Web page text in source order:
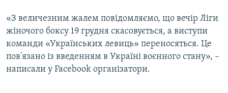
«З величезним жалем повідомляємо, що вечір Ліги
жіночого боксу 19 грудня скасовується, а виступи
команди «Українських левиць» переносяться. Це
пов'язано із введенням в Україні воєнного стану», –
написали у Facebook організатори.